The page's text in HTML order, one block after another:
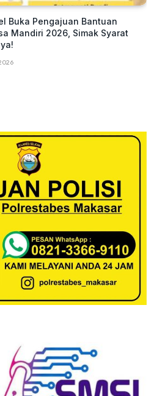
Buka Pengajuan Bantuan
Mandiri 2026, Simak Syarat